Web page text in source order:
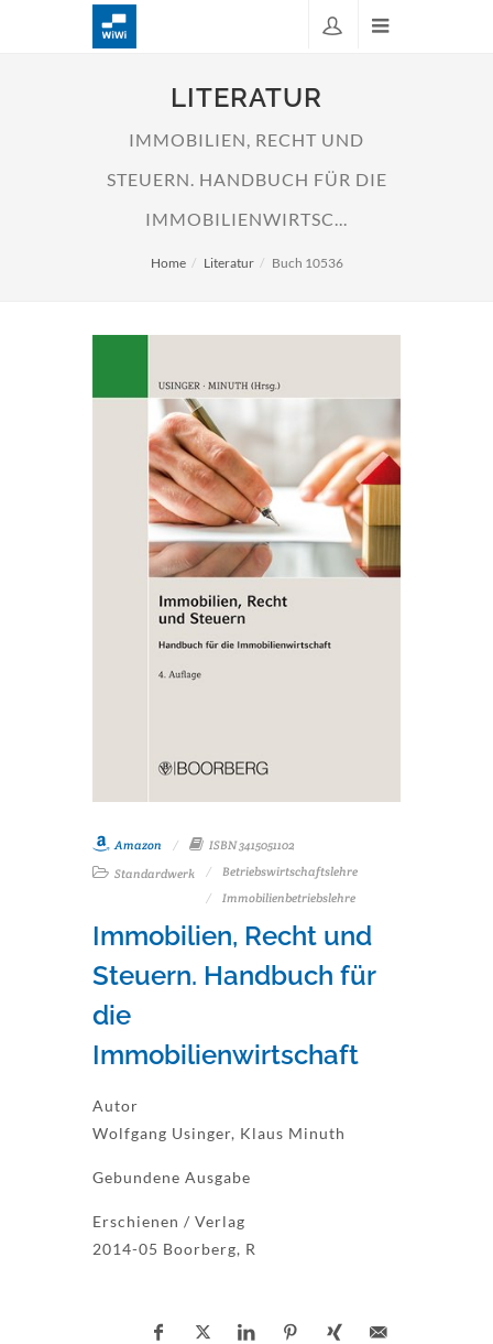
LITERATUR
IMMOBILIEN, RECHT UND
STEUERN. HANDBUCH FÜR DIE
IMMOBILIENWIRTSC...
Home Literatur Buch 10536
Amazon
ISBN 3415051102
Standardwerk
Betriebswirtschaftslehre
Immobilienbetriebslehre
Immobilien, Recht und
Steuern. Handbuch für
die
Immobilienwirtschaft
Autor
Wolfgang Usinger, Klaus Minuth
Gebundene Ausgabe
Erschienen / Verlag
2014-05 Boorberg, R